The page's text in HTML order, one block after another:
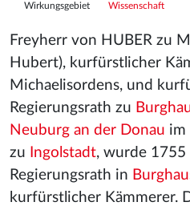
Wirkungsgebiet Wissenschaft
Freyherr von HUBER zu
Hubert), kurfürstlicher
Michaelisordens, und
Regierungsrath zu
Neuburg an der Donau im
zu
Ingolstadt, wurde
Regierungsrath in
kurfürstlicher Kämmerer.